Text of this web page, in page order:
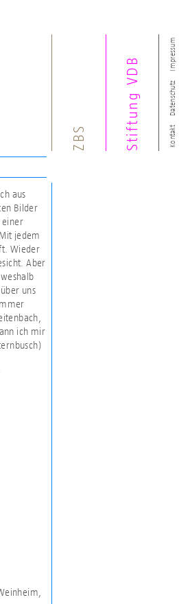
Kontakt
Datenschutz
Impressum
ZBS Stiftung VDB
aus
Bilder
einer
jedem
Wieder
Aber
uns
ich mir